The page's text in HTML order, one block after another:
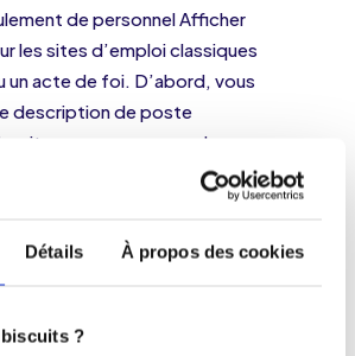
Détails À propos des cookies
?
de personnel Afficher
les sites d’emploi classiques
un acte de foi. D’abord, vous
description de poste
vous payez pour la
Post